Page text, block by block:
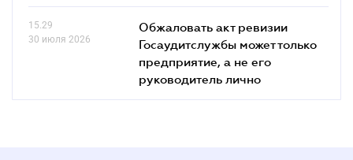
15.29
30 июля 2026
Обжаловать акт ревизии
Госаудитслужбы может только
предприятие, а не его
руководитель лично